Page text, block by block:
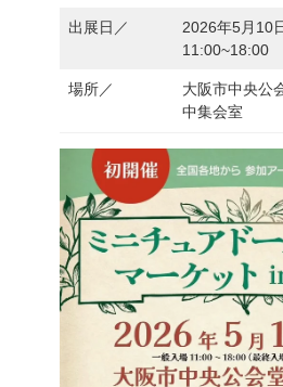
2021/11/17 eo光チャンネル「ビタ
出展日／
2026年5月10
11:00~18:00
場所／
大阪市中央公
中集会室